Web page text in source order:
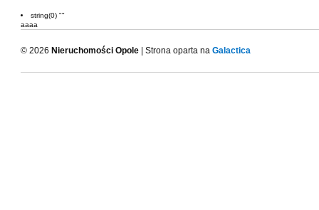
string(0) ""
aaaa
© 2026 Nieruchomości Opole | Strona oparta na Galactica